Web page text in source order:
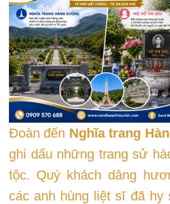
Đoàn đến Nghĩa trang
ghi dấu những trang sử
tộc. Quý khách dâng
các anh hùng liệt sĩ đã hy